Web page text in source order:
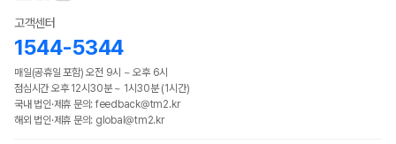
고객센터
1544-5344
매일(공휴일 포함) 오전 9시 ~ 오후 6시
점심시간 오후 12시30분 ~ 1시30분 (1시간)
국내 법인·제휴 문의: feedback@tm2.kr
해외 법인·제휴 문의: global@tm2.kr